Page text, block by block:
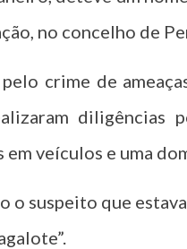
no concelho de
crime de
diligências
veículos e uma
suspeito que